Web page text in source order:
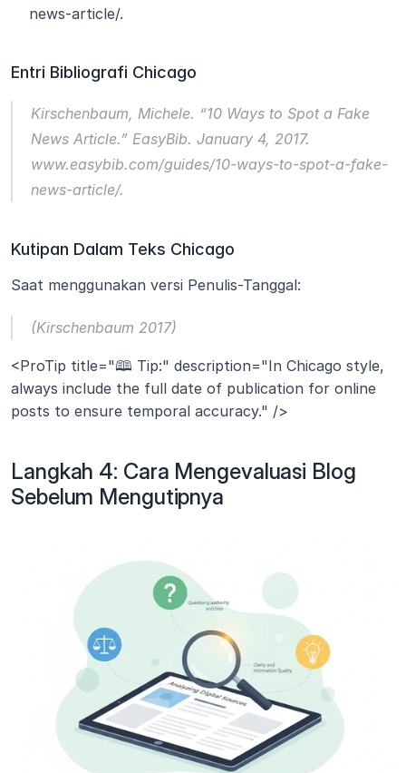
news-article/.
Entri Bibliografi Chicago
Kirschenbaum, Michele. “10 Ways to Spot a Fake
News Article.” EasyBib. January 4, 2017.
www.easybib.com/guides/10-ways-to-spot-a-fake-
news-article/.
Kutipan Dalam Teks Chicago
Saat menggunakan versi Penulis-Tanggal:
(Kirschenbaum 2017)
<ProTip title="🕮 Tip:" description="In Chicago style,
always include the full date of publication for online
posts to ensure temporal accuracy." />
Langkah 4: Cara Mengevaluasi Blog
Sebelum Mengutipnya